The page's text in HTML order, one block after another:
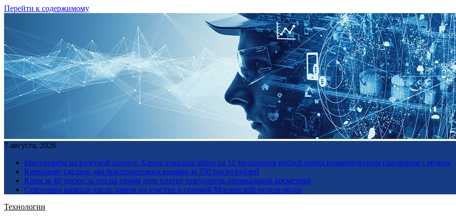
Перейти к содержимому
7 августа, 2026
Бриллианты на взлетной полосе: Ханна показала образ на 10 миллионов рублей перед романтическим свиданием с мужем
Киркорову сделали два бриллиантовых винира за 350 тысяч рублей
Крем за 40 тысяч: за что на самом деле платит покупатель премиальной косметики
Сергунина назвала число заявок на участие в седьмой Московской неделе моды
Технологии